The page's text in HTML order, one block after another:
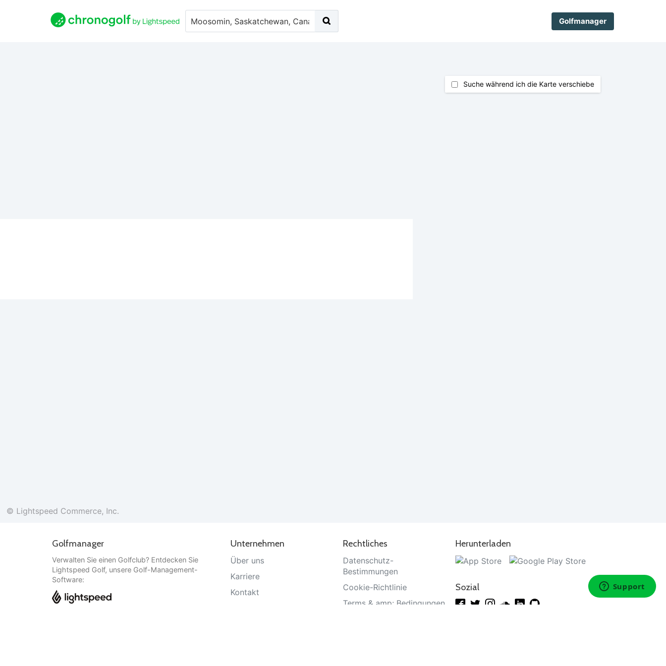
Golfmanager
© Lightspeed Commerce, Inc.
Suche während ich die Karte verschiebe
Golfmanager
Verwalten Sie einen Golfclub? Entdecken Sie
Lightspeed Golf, unsere Golf-Management-
Software:
Unternehmen
Über uns
Karriere
Kontakt
Rechtliches
Datenschutz-
Bestimmungen
Cookie-Richtlinie
Terms & amp; Bedingungen
Herunterladen
Sozial